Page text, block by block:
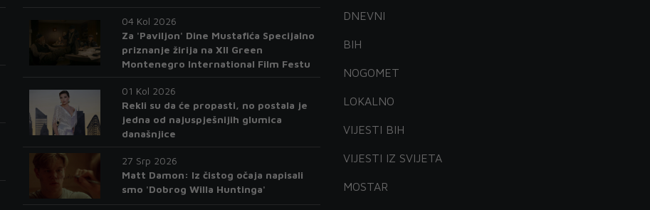
04 Kol 2026
Za 'Paviljon' Dine Mustafića Specijalno
priznanje žirija na XII Green
Montenegro International Film Festu
01 Kol 2026
Rekli su da će propasti, no postala je
jedna od najuspješnijih glumica
današnjice
27 Srp 2026
Matt Damon: Iz čistog očaja napisali
smo 'Dobrog Willa Huntinga'
DNEVNI
BIH
NOGOMET
LOKALNO
VIJESTI BIH
VIJESTI IZ SVIJETA
MOSTAR